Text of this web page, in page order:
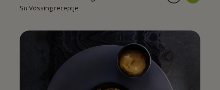
Su Vössing receptje